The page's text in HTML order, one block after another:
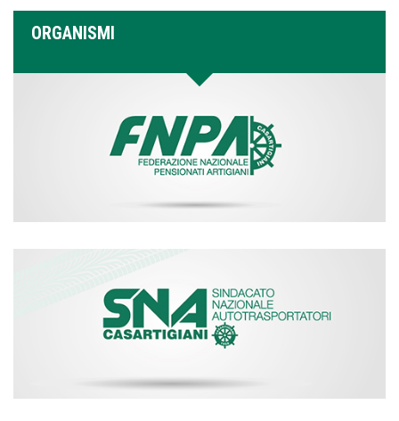
ORGANISMI